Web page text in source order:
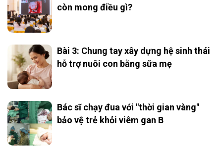
còn mong điều gì?
Bài 3: Chung tay xây dựng hệ sinh thái
hỗ trợ nuôi con bằng sữa mẹ
Bác sĩ chạy đua với "thời gian vàng"
bảo vệ trẻ khỏi viêm gan B